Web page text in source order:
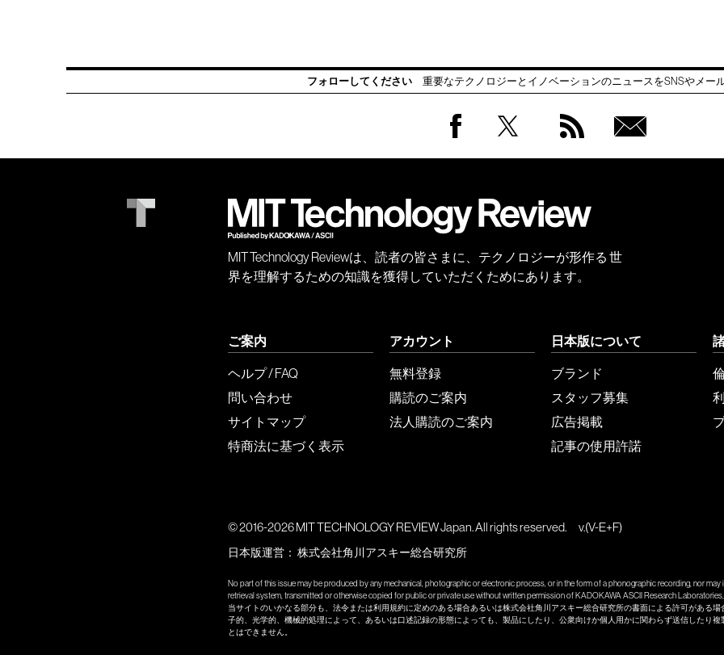
フォローしてください 重要なテクノロジーとイノベーションのニュースをSNSやメー
会員
MIT Technology Reviewは、読者の皆さまに、テクノロジーが形作る 世
界を理解するための知識を獲得していただくためにあります。
ご案内
ヘルプ / FAQ
問い合わせ
サイトマップ
特商法に基づく表示
アカウント
無料登録
購読のご案内
法人購読のご案内
日本版について
ブランド
スタッフ募集
広告掲載
記事の使用許諾
© 2016-2026 MIT TECHNOLOGY REVIEW Japan. All rights reserved. v.(V-E+F)
日本版運営： 株式会社角川アスキー総合研究所
No part of this issue may be produced by any mechanical, photographic or electronic process, or in the form of a phonographic recording, nor may
retrieval system, transmitted or otherwise copied for public or private use without written permission of KADOKAWA ASCII Research Laboratories,
当サイトのいかなる部分も、法令または利用規約に定めのある場合あるいは株式会社角川アスキー総合研究所の書面による許可がある場
子的、光学的、機械的処理によって、あるいは口述記録の形態によっても、製品にしたり、公衆向けか個人用かに関わらず送信したり複
とはできません。